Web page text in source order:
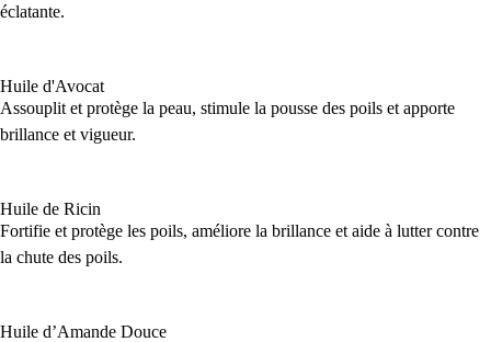
éclatante.
Huile d'Avocat​
Assouplit et protège la peau, stimule la pousse des poils et apporte
brillance et vigueur.
Huile de Ricin
Fortifie et protège les poils, améliore la brillance et aide à lutter contre
la chute des poils.
Huile d’Amande Douce